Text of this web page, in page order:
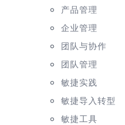
产品管理
企业管理
团队与协作
团队管理
敏捷实践
敏捷导入转型
敏捷工具